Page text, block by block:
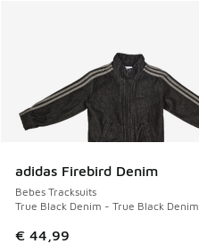
adidas Firebird Denim
Bebes Tracksuits
True Black Denim - True Black Denim
€ 44,99